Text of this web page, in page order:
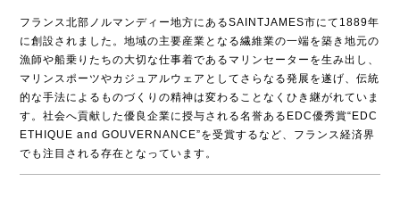
フランス北部ノルマンディー地方にあるSAINTJAMES市にて1889年
に創設されました。地域の主要産業となる繊維業の一端を築き地元の
漁師や船乗りたちの大切な仕事着であるマリンセーターを生み出し、
マリンスポーツやカジュアルウェアとしてさらなる発展を遂げ、伝統
的な手法によるものづくりの精神は変わることなくひき継がれていま
す。社会へ貢献した優良企業に授与される名誉あるEDC優秀賞“EDC
ETHIQUE and GOUVERNANCE”を受賞するなど、フランス経済界
でも注目される存在となっています。